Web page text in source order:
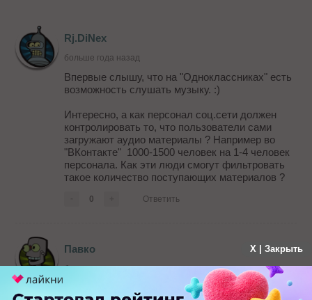
Rj.DiNex
больше года назад
Впервые слышу, что на "Одноклассниках" есть
возможность слушать музыку. :)
Интересно, а как персонал соц.сети должен
контролировать то, что пользователи сами
загружают аудио материалы ? Например во
"ВКонтакте" 1000-1500 человек на 1-4 человек
персонала. Как эти люди смогут фильтровать
такое количество поступающих материалов ?
0 Ответить
Павко
больше года назад
Rj.DiNex - вконтакте 50.000 - 200.000
X | Закрыть